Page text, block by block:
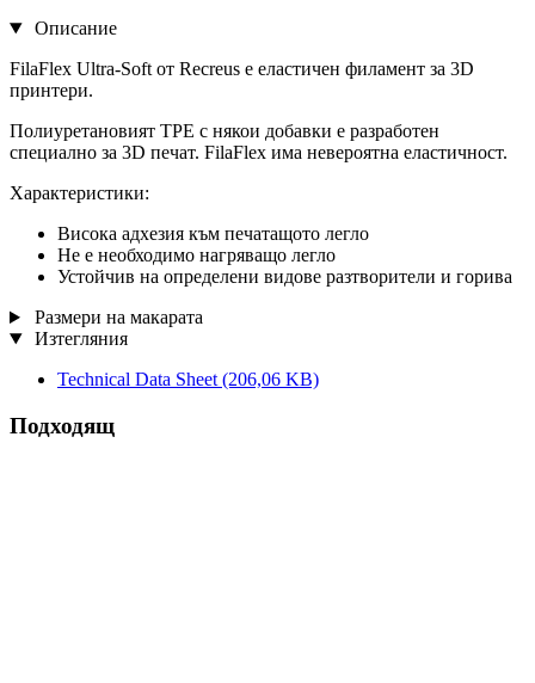
Описание
FilaFlex Ultra-Soft от Recreus е еластичен филамент за 3D
принтери.
Полиуретановият TPE с някои добавки е разработен
специално за 3D печат. FilaFlex има невероятна еластичност.
Характеристики:
Висока адхезия към печатащото легло
Не е необходимо нагряващо легло
Устойчив на определени видове разтворители и горива
Размери на макарата
Изтегляния
Technical Data Sheet (206,06 KB)
Подходящ